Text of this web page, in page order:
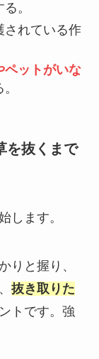
る。
されている作
ペットがいな
を抜くまで
します。
りと握り、
抜き取りた
トです。強